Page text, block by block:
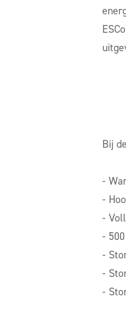
Bij
-
-
-
-
-
-
-